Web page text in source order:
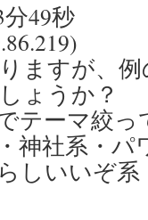
分49秒
ますが、
ょうか？
テーマ絞
神社系・
しいいぞ